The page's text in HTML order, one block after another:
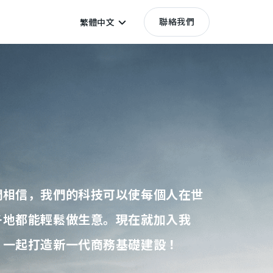
繁體中文 聯絡我們
信，我們的科技可以使每個人在世
都能輕鬆做生意。現在就加入我
起打造新一代商務基礎建設！